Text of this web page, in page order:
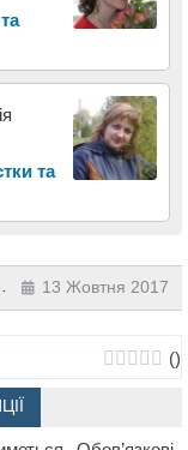
та
7 клас 8 клас
13 Жовтня 2017
()